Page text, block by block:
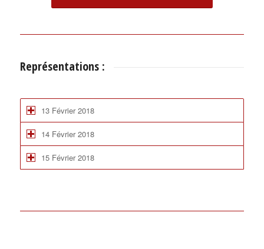
Représentations :
13 Février 2018
14 Février 2018
15 Février 2018